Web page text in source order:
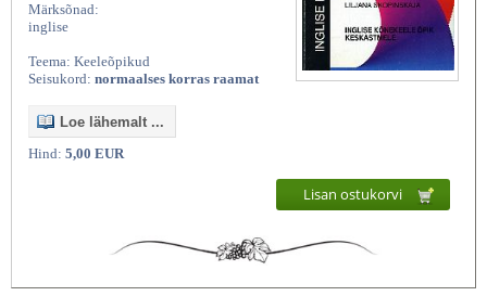
Märksõnad:
inglise
Teema: Keeleõpikud
Seisukord: normaalses korras raamat
Loe lähemalt ...
Hind: 5,00 EUR
Lisan ostukorvi